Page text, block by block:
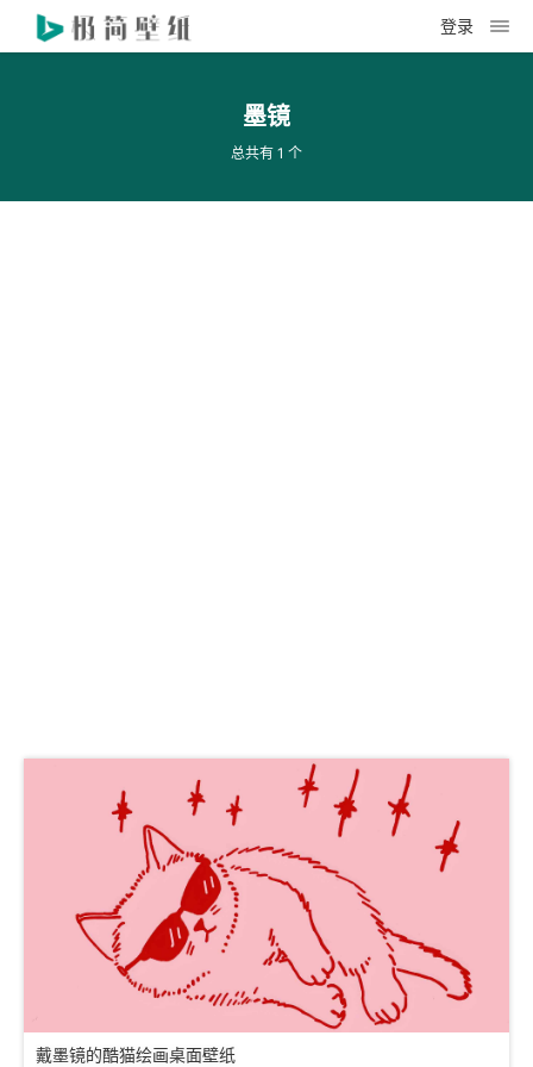
登录
墨镜
总共有 1 个
戴墨镜的酷猫绘画桌面壁纸